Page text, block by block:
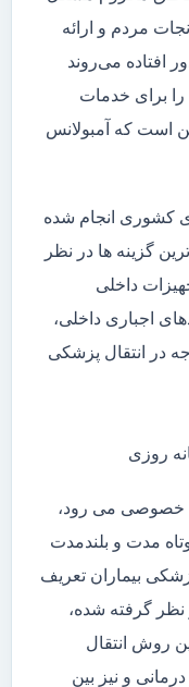
مردم و ارائه
افتاده می‌روند
را برای خدمات
است که آمبولانس
کشوری انجام شده
گزینه ها در نظر
داخلی
اجباری داخلی،
در انتقال پزشکی
روزی
خصوصی می رود،
مدت و بلندمدت
بیماران تعریف
نظر گرفته شده،
روش انتقال
و نیز بین